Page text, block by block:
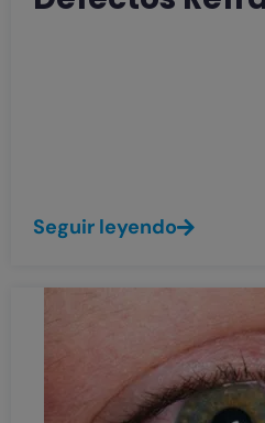
Seguir leyendo